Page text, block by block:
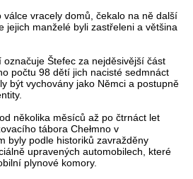
válce vracely domů, čekalo na ně další
jejich manželé byli zastřeleni a většina
označuje Štefec za nejděsivější část
počtu 98 dětí jich nacisté sedmnáct
být vychovány jako Němci a postupně
několika měsíců až po čtrnáct let
tábora Chełmno v
byly podle historiků zavražděny
upravených automobilech, které
plynové komory.